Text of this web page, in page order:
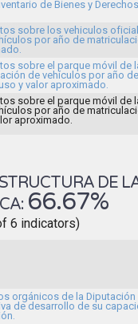
de Bienes y
sobre los vehiculos
por año de
sobre el parque móvil de
de vehículos por año de
y valor aproximado.
sobre el parque móvil de
por año de
aproximado.
DE
66.67%
6 indicators)
orgánicos de la Diputación
de desarrollo de su